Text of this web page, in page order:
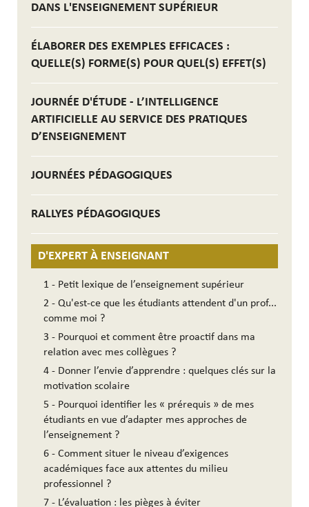
DANS L'ENSEIGNEMENT SUPÉRIEUR
ÉLABORER DES EXEMPLES EFFICACES :
QUELLE(S) FORME(S) POUR QUEL(S) EFFET(S)
JOURNÉE D'ÉTUDE - L’INTELLIGENCE
ARTIFICIELLE AU SERVICE DES PRATIQUES
D’ENSEIGNEMENT
JOURNÉES PÉDAGOGIQUES
RALLYES PÉDAGOGIQUES
D'EXPERT À ENSEIGNANT
1 - Petit lexique de l’enseignement supérieur
2 - Qu'est-ce que les étudiants attendent d'un prof...
comme moi ?
3 - Pourquoi et comment être proactif dans ma
relation avec mes collègues ?
4 - Donner l’envie d’apprendre : quelques clés sur la
motivation scolaire
5 - Pourquoi identifier les « prérequis » de mes
étudiants en vue d’adapter mes approches de
l’enseignement ?
6 - Comment situer le niveau d’exigences
académiques face aux attentes du milieu
professionnel ?
7 - L’évaluation : les pièges à éviter